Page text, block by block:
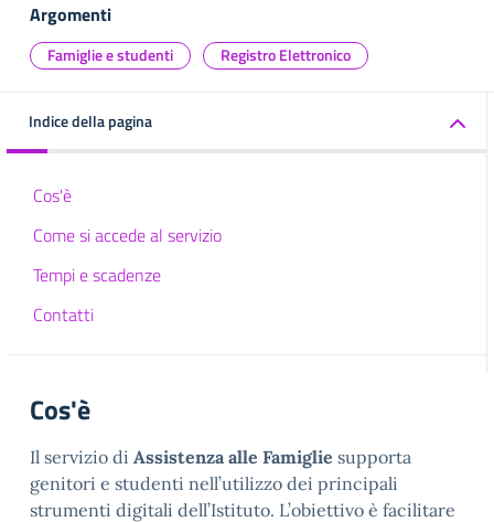
Argomenti
Famiglie e studenti Registro Elettronico
Indice della pagina
Cos'è
Come si accede al servizio
Tempi e scadenze
Contatti
Cos'è
Il servizio di Assistenza alle Famiglie supporta
genitori e studenti nell’utilizzo dei principali
strumenti digitali dell’Istituto. L’obiettivo è facilitare